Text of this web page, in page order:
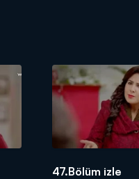
47.Bölüm izle